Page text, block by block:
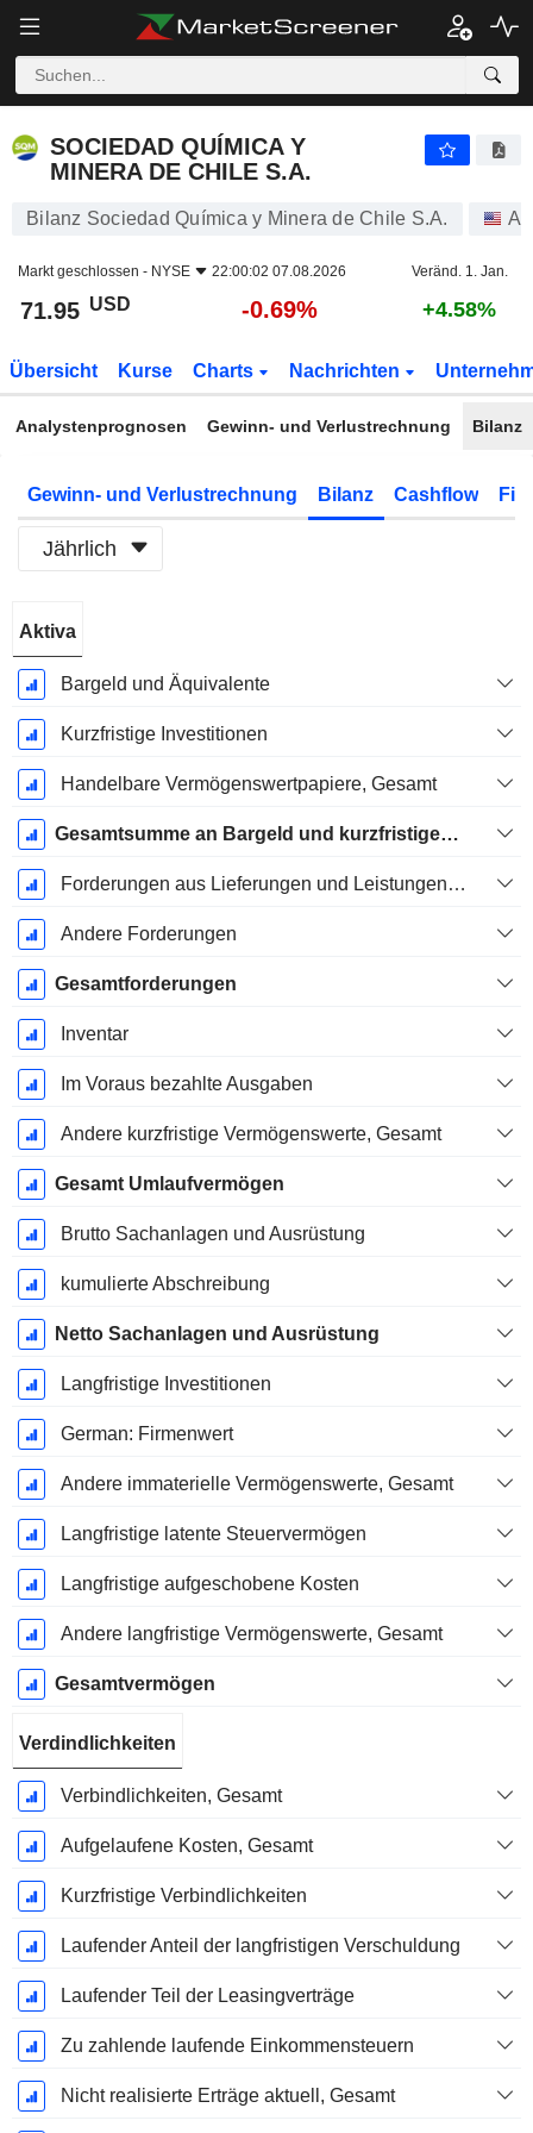
SOCIEDAD QUÍMICA Y
MINERA DE CHILE S.A.
Bilanz Sociedad Química y Minera de Chile S.A.
Markt geschlossen - NYSE 22:00:02 07.08.2026 Veränd. 1. Jan.
71.95 USD -0.69% +4.58%
Übersicht Kurse Charts Nachrichten
Analystenprognosen Gewinn- und Verlustrechnung Bilanz
Gewinn- und Verlustrechnung Bilanz Cashflow
Jährlich
Geschäftsjahres:
Dezember
Aktiva
Bargeld und Äquivalente
Kurzfristige Investitionen
Handelbare Vermögenswertpapiere, Gesamt
Gesamtsumme an Bargeld und kurzfristigen Investitionen
Forderungen aus Lieferungen und Leistungen, Gesamt
Andere Forderungen
Gesamtforderungen
Inventar
Im Voraus bezahlte Ausgaben
Andere kurzfristige Vermögenswerte, Gesamt
Gesamt Umlaufvermögen
Brutto Sachanlagen und Ausrüstung
kumulierte Abschreibung
Netto Sachanlagen und Ausrüstung
Langfristige Investitionen
German: Firmenwert
Andere immaterielle Vermögenswerte, Gesamt
Langfristige latente Steuervermögen
Langfristige aufgeschobene Kosten
Andere langfristige Vermögenswerte, Gesamt
Gesamtvermögen
Verdindlichkeiten
Verbindlichkeiten, Gesamt
Aufgelaufene Kosten, Gesamt
Kurzfristige Verbindlichkeiten
Laufender Anteil der langfristigen Verschuldung
Laufender Teil der Leasingverträge
Zu zahlende laufende Einkommensteuern
Nicht realisierte Erträge aktuell, Gesamt